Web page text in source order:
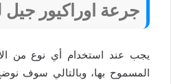
جرعة اوراكيور جيل
يجب عند استخدام أي نوع من
المسموح بها، وبالتالي سوف